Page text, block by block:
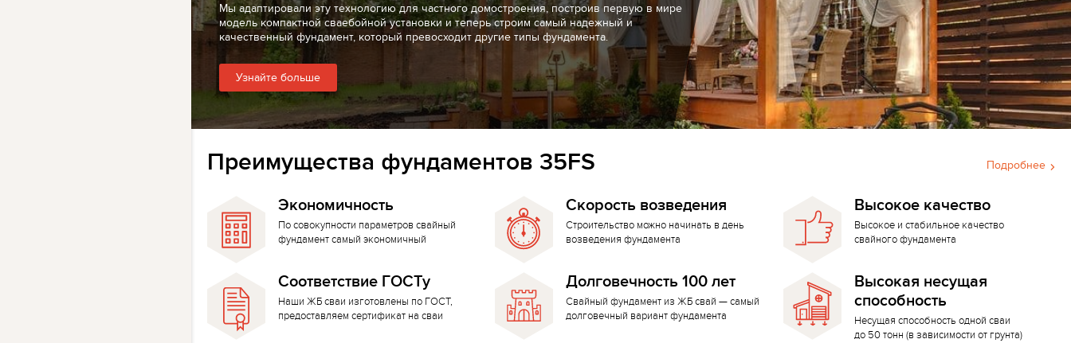
Мы адаптировали эту технологию для частного домостроения, построив первую в мире
модель компактной сваебойной установки и теперь строим самый надежный и
качественный фундамент, который превосходит другие типы фундамента.
Узнайте больше
Подробнее
Преимущества фундаментов 35FS
Экономичность
По совокупности параметров свайный
фундамент самый экономичный
Скорость возведения
Строительство можно начинать в день
возведения фундамента
Высокое качество
Высокое и стабильное качество
свайного фундамента
Соответствие ГОСТу
Наши ЖБ сваи изготовлены по ГОСТ,
предоставляем сертификат на сваи
Долговечность 100 лет
Свайный фундамент из ЖБ свай — самый
долговечный вариант фундамента
Высокая несущая
способность
Несущая способность одной сваи
до 50 тонн (в зависимости от грунта)